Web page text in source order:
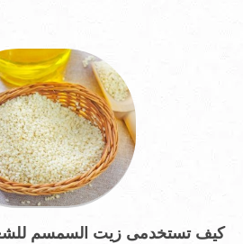
كيف تستخدمى زيت السمسم